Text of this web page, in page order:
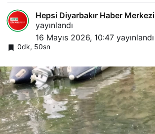
Hepsi Diyarbakır Haber Merkezi
yayınlandı
16 Mayıs 2026, 10:47 yayınlandı
0dk, 50sn